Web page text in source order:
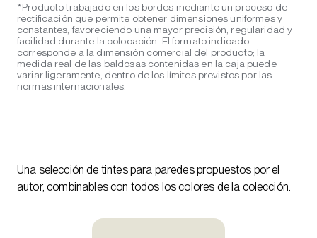
*Producto trabajado en los bordes mediante un proceso de
rectificación que permite obtener dimensiones uniformes y
constantes, favoreciendo una mayor precisión, regularidad y
facilidad durante la colocación. El formato indicado
corresponde a la dimensión comercial del producto; la
medida real de las baldosas contenidas en la caja puede
variar ligeramente, dentro de los límites previstos por las
normas internacionales.
Una selección de tintes para paredes propuestos por el
autor, combinables con todos los colores de la colección.